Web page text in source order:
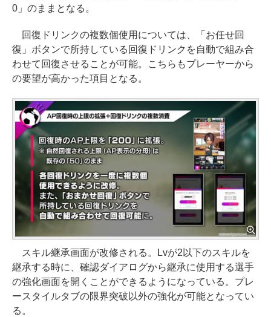
0」のままとなる。
回復ドリンクの複数個使用については、「お任せ回
復」ボタンで所持している回復ドリンクを自動で組み合
わせて回復させることが可能。こちらもプレーヤーから
の要望が高かった項目となる。
スキル継承画面が改修される。Lvが2以下のスキルを
継承する時に、確認ダイアログから継承に使用する選手
の強化画面を開くことができるようになっている。プレ
ースタイルタブの限界突破以外の強化が可能となってい
る。